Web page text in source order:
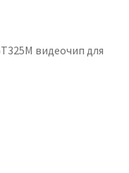
видеочип для